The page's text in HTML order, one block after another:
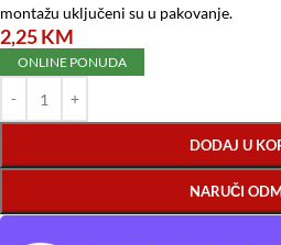
montažu uključeni su u pakovanje.
2,25KM
ONLINE PONUDA
DODAJ U
NARUČI